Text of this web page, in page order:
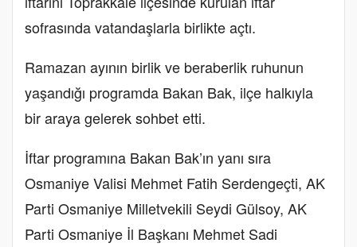
sofrasında vatandaşlarla birlikte açtı.
Ramazan ayının birlik ve beraberlik ruhunun
yaşandığı programda Bakan Bak, ilçe halkıyla
bir araya gelerek sohbet etti.
İftar programına Bakan Bak’ın yanı sıra
Osmaniye Valisi Mehmet Fatih Serdengeçti, AK
Parti Osmaniye Milletvekili Seydi Gülsoy, AK
Parti Osmaniye İl Başkanı Mehmet Sadi